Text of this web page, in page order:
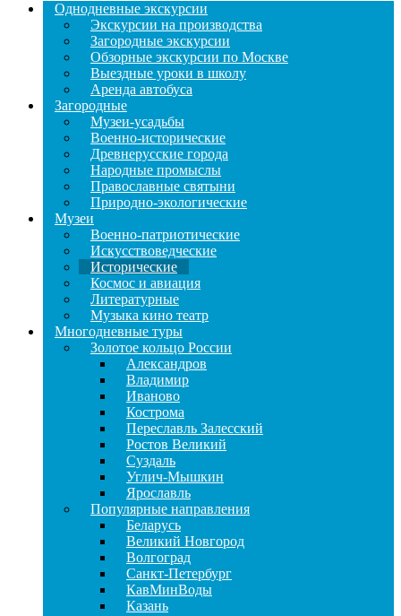
Однодневные экскурсии
Экскурсии на производства
Загородные экскурсии
Обзорные экскурсии по Москве
Выездные уроки в школу
Аренда автобуса
Загородные
Музеи-усадьбы
Военно-исторические
Древнерусские города
Народные промыслы
Православные святыни
Природно-экологические
Музеи
Военно-патриотические
Искусствоведческие
Исторические
Космос и авиация
Литературные
Музыка кино театр
Многодневные туры
Золотое кольцо России
Александров
Владимир
Иваново
Кострома
Переславль Залесский
Ростов Великий
Суздаль
Углич-Мышкин
Ярославль
Популярные направления
Беларусь
Великий Новгород
Волгоград
Санкт-Петербург
КавМинВоды
Казань